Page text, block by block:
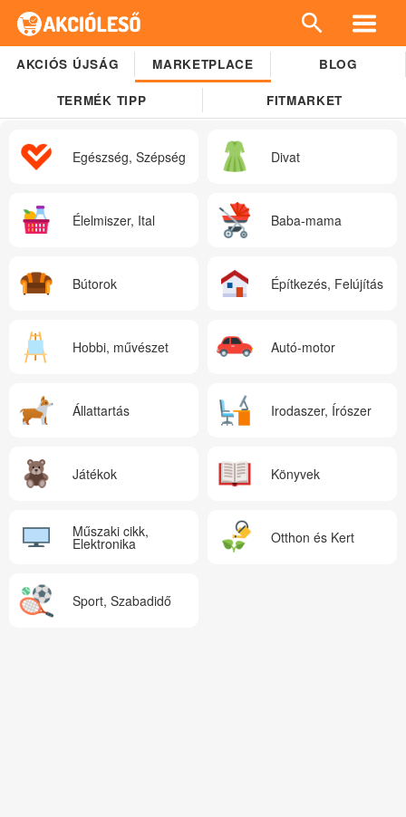
AKCIÓS ÚJSÁG MARKETPLACE BLOG
TERMÉK TIPP FITMARKET
Egészség, Szépség Divat
Élelmiszer, Ital Baba-mama
Bútorok Építkezés, Felújítás
Hobbi, művészet Autó-motor
Állattartás Irodaszer, Írószer
Játékok Könyvek
Műszaki cikk,
Elektronika Otthon és Kert
Sport, Szabadidő